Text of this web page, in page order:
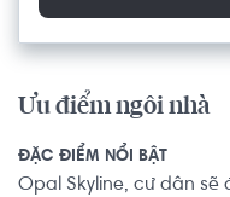
Ưu điểm ngôi nhà
ĐẶC ĐIỂM NỔI BẬT
Opal Skyline, cư dân